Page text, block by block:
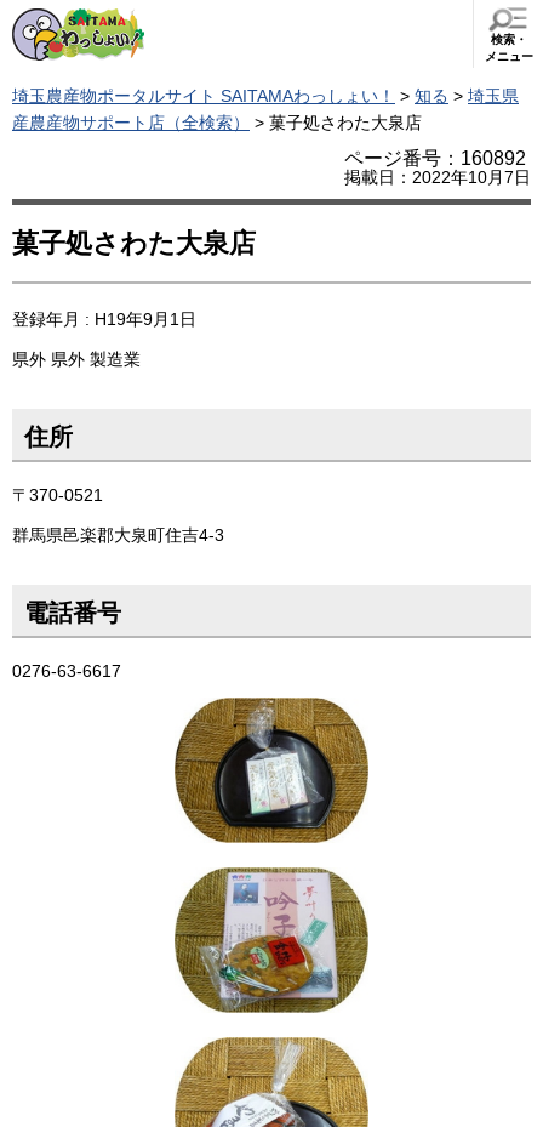
検索・
メニュー
埼玉農産物ポータルサイト SAITAMAわっしょい！ > 知る > 埼玉県
産農産物サポート店（全検索）
> 菓子処さわた大泉店
ページ番号：160892
掲載日：2022年10月7日
菓子処さわた大泉店
登録年月 : H19年9月1日
県外 県外 製造業
住所
〒370-0521
群馬県邑楽郡大泉町住吉4-3
電話番号
0276-63-6617